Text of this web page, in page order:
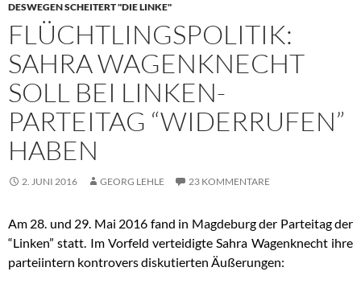
DESWEGEN SCHEITERT "DIE LINKE"
FLÜCHTLINGSPOLITIK:
SAHRA WAGENKNECHT
SOLL BEI LINKEN-
PARTEITAG “WIDERRUFEN”
HABEN
2. JUNI 2016 GEORG LEHLE 23 KOMMENTARE
Am 28. und 29. Mai 2016 fand in Magdeburg der Parteitag der
“Linken” statt. Im Vorfeld verteidigte Sahra Wagenknecht ihre
parteiintern kontrovers diskutierten Äußerungen: